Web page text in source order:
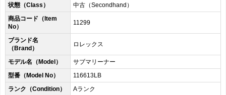
状態（Class）
中古（Secondhand）
商品コード（Item
No）
11299
ブランド名
（Brand）
ロレックス
モデル名（Model）
サブマリーナー
型番（Model No）
116613LB
ランク（Condition）
Aランク